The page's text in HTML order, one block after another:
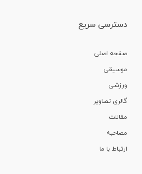
دسترسی سریع
صفحه اصلی
موسیقی
ورزشی
گالری تصاویر
مقالات
مصاحبه
ارتباط با ما